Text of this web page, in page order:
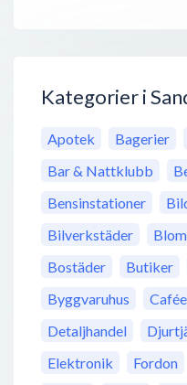
Kategorier i
Apotek Bagerier
Bar & Nattklubb
Bensinstationer
Bilverkstäder
Bostäder
Butiker
Byggvaruhus
Detaljhandel
Elektronik
Fordon